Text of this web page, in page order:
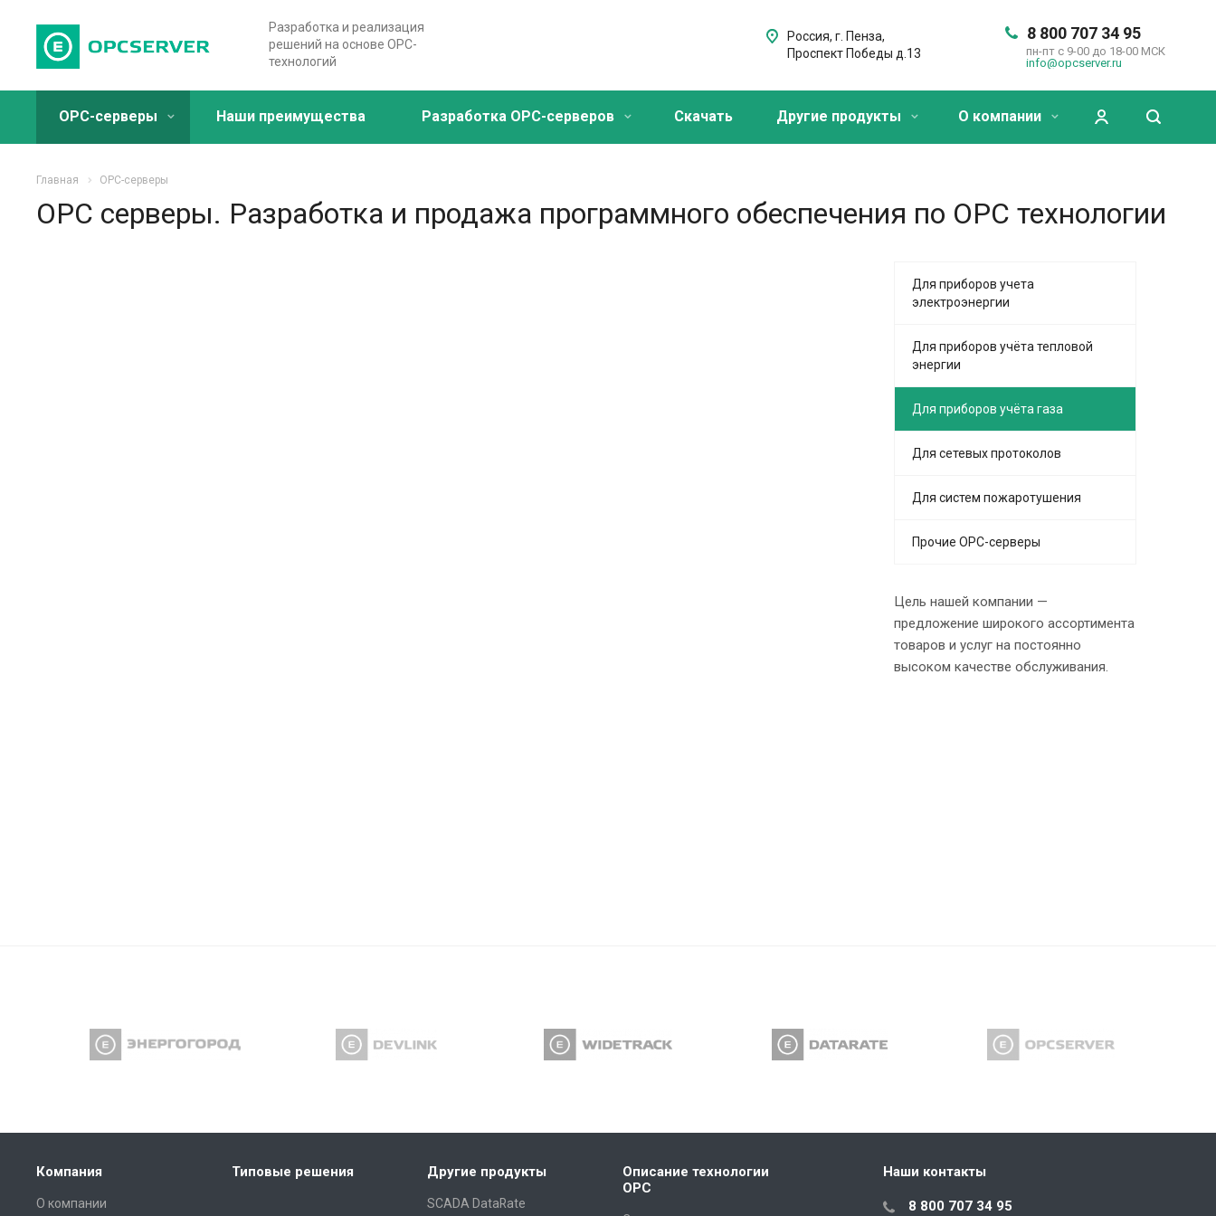
Разработка и реализация
решений на основе OPC-
технологий
8 800 707 34 95
пн-пт с 9-00 до 18-00 МСК
info@opcserver.ru
Россия, г. Пенза,
Проспект Победы д.13
OPC-серверы Наши преимущества Разработка OPC-серверов Скачать Другие продукты О компании
Главная OPC-серверы
OPC серверы. Разработка и продажа программного обеспечения по OPC технологии
Для приборов учета
электроэнергии
Для приборов учёта тепловой
энергии
Для приборов учёта газа
Для сетевых протоколов
Для систем пожаротушения
Прочие OPC-серверы
Цель нашей компании —
предложение широкого ассортимента
товаров и услуг на постоянно
высоком качестве обслуживания.
Компания
О компании
Типовые решения Другие продукты
SCADA DataRate
Описание технологии
OPC
Наши контакты
8 800 707 34 95